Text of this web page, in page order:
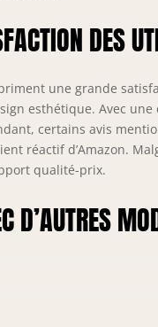
DES
une grande
esthétique. Avec
certains avis
réactif d’Amazon.
qualité-prix.
D’AUTRES